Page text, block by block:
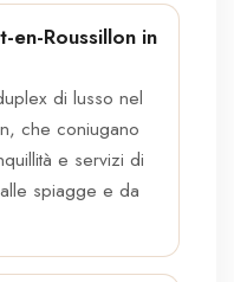
en-Roussillon in
di lusso nel
che coniugano
e servizi di
spiagge e da